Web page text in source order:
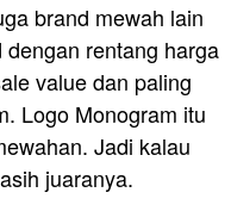
brand mewah lain
rentang harga
value dan paling
Logo Monogram itu
Jadi kalau
juaranya.